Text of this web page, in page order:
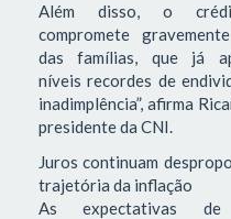
Além disso, o
compromete
das famílias, que já
níveis recordes de
inadimplência”, afirma
presidente da CNI.
Juros continuam
trajetória da inflação
As expectativas de